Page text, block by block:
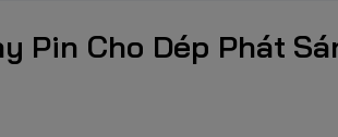
Pin Cho Dép Phát